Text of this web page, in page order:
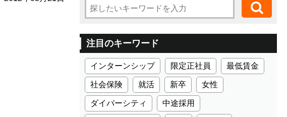
注目のキーワード
インターンシップ 限定正社員 最低賃金
社会保険 就活 新卒 女性
ダイバーシティ 中途採用